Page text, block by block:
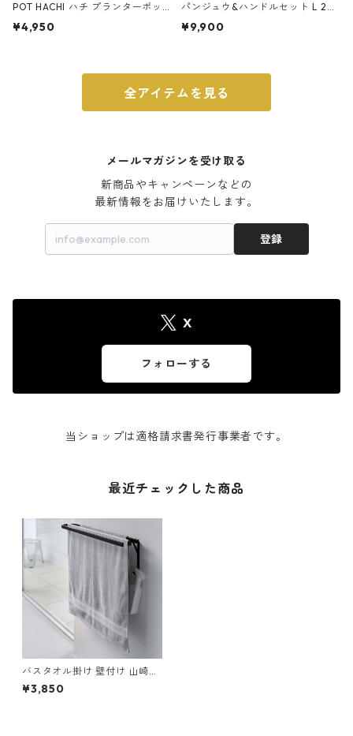
POT HACHI ハチ プランターポッ
ト 3号 ブラック
¥4,950
パンジュウ&ハンドルセット L 24c
m ガス火・IH対応 鉄フライパン
¥9,900
全アイテムを見る
メールマガジンを受け取る
新商品やキャンペーンなどの
最新情報をお届けいたします。
登録
X
フォローする
当ショップは適格請求書発行事業者です。
最近チェックした商品
バスタオル掛け 壁付け 山崎実
業 tower タワー ウォールバス
タオルハンガー ブラック
¥3,850